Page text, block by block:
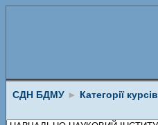
СДН БДМУ ► Категорії курсів